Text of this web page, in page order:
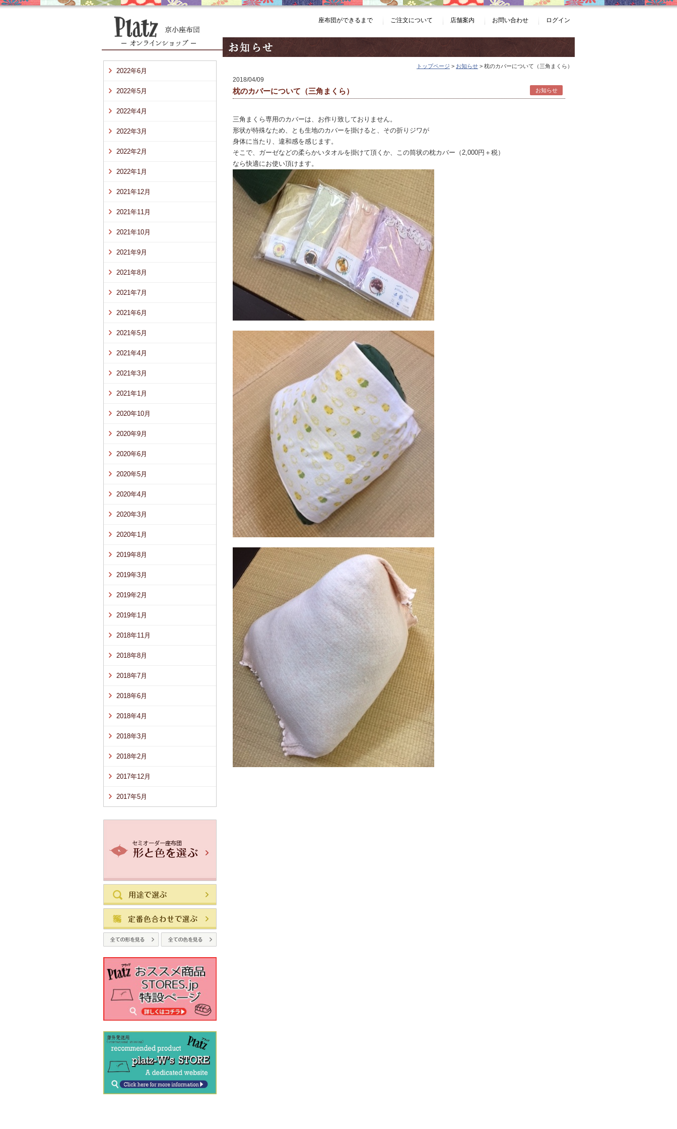
2022年6月
2022年5月
2022年4月
2022年3月
2022年2月
2022年1月
2021年12月
2021年11月
2021年10月
2021年9月
2021年8月
2021年7月
2021年6月
2021年5月
2021年4月
2021年3月
2021年1月
2020年10月
2020年9月
2020年6月
2020年5月
2020年4月
2020年3月
2020年1月
2019年8月
2019年3月
2019年2月
2019年1月
2018年11月
2018年8月
2018年7月
2018年6月
2018年4月
2018年3月
2018年2月
2017年12月
2017年5月
ログイン
お問い合わせ
店舗案内
ご注文について
座布団ができるまで
トップページ > お知らせ > 枕のカバーについて（三角まくら）
2018/04/09
枕のカバーについて（三角まくら） お知らせ
三角まくら専用のカバーは、お作り致しておりません。
形状が特殊なため、とも生地のカバーを掛けると、その折りジワが
身体に当たり、違和感を感じます。
そこで、ガーゼなどの柔らかいタオルを掛けて頂くか、この筒状の枕カバー（2,000円＋税）
なら快適にお使い頂けます。